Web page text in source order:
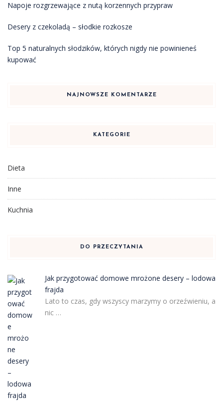
Napoje rozgrzewające z nutą korzennych przypraw
Desery z czekoladą – słodkie rozkosze
Top 5 naturalnych słodzików, których nigdy nie powinieneś
kupować
NAJNOWSZE KOMENTARZE
KATEGORIE
Dieta
Inne
Kuchnia
DO PRZECZYTANIA
Jak przygotować domowe mrożone desery – lodowa
frajda
Lato to czas, gdy wszyscy marzymy o orzeźwieniu, a
nic …